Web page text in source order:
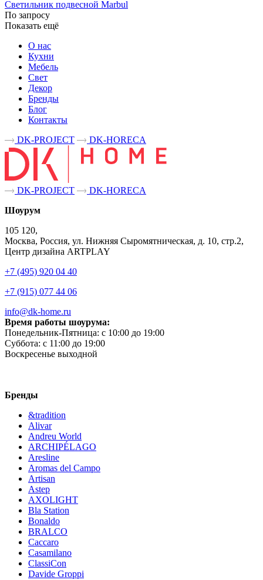
Светильник подвесной Marbul
По запросу
Показать ещё
О нас
Кухни
Мебель
Свет
Декор
Бренды
Блог
Контакты
DK-PROJECT
DK-HORECA
DK-PROJECT
DK-HORECA
Шоурум
105 120,
Москва, Россия, ул. Нижняя Сыромятническая, д. 10, стр.2,
Центр дизайна ARTPLAY
+7 (495) 920 04 40
+7 (915) 077 44 06
info@dk-home.ru
Время работы шоурума:
Понедельник-Пятница: c 10:00 до 19:00
Суббота: c 11:00 до 19:00
Воскресенье выходной
Бренды
&tradition
Alivar
Andreu World
ARCHIPÉLAGO
Aresline
Aromas del Campo
Artisan
Astep
AXOLIGHT
Bla Station
Bonaldo
BRALCO
Caccaro
Casamilano
ClassiCon
Davide Groppi